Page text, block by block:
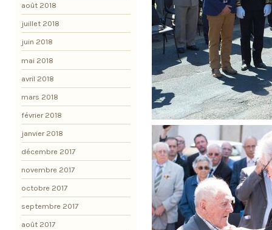
août 2018
juillet 2018
juin 2018
mai 2018
avril 2018
mars 2018
février 2018
janvier 2018
décembre 2017
novembre 2017
octobre 2017
septembre 2017
août 2017